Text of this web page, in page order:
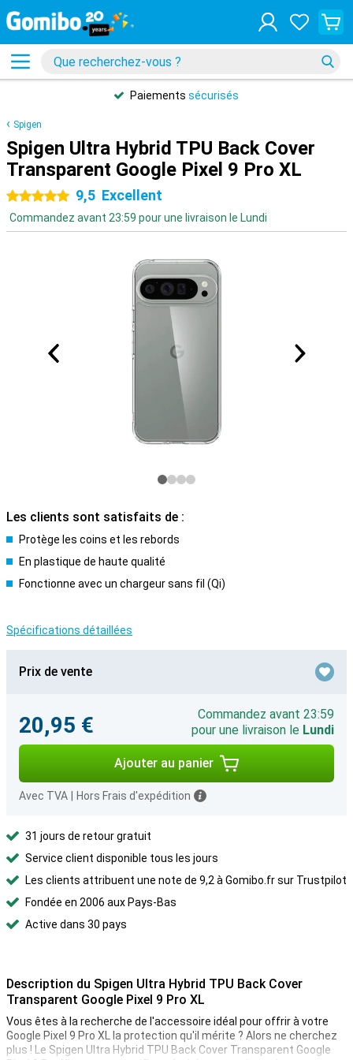
Paiements sécurisés
Spigen
Spigen Ultra Hybrid TPU Back Cover
Transparent Google Pixel 9 Pro XL
5 étoiles9,5 Excellent
Commandez avant 23:59 pour une livraison le Lundi
Les clients sont satisfaits de :
Protège les coins et les rebords
En plastique de haute qualité
Fonctionne avec un chargeur sans fil (Qi)
Spécifications détaillées
Prix de vente
20,95 €
Commandez avant 23:59
pour une livraison le Lundi
Ajouter au panier
Avec TVA Hors Frais d'expédition
31 jours de retour gratuit
Service client disponible tous les jours
Les clients attribuent une note de 9,2 à Gomibo.fr sur Trustpilot
Fondée en 2006 aux Pays-Bas
Active dans 30 pays
Description du Spigen Ultra Hybrid TPU Back Cover
Transparent Google Pixel 9 Pro XL
Vous êtes à la recherche de l'accessoire idéal pour offrir à votre
Google Pixel 9 Pro XL la protection qu'il mérite ? Alors ne cherchez
plus ! Le Spigen Ultra Hybrid TPU Back Cover Transparent Google